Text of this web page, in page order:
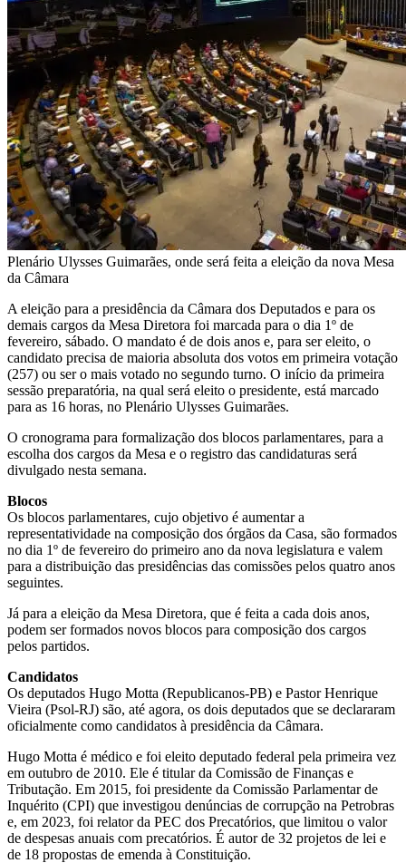
Plenário Ulysses Guimarães, onde será feita a eleição da nova Mesa
da Câmara
A eleição para a presidência da Câmara dos Deputados e para os
demais cargos da Mesa Diretora foi marcada para o dia 1º de
fevereiro, sábado. O mandato é de dois anos e, para ser eleito, o
candidato precisa de maioria absoluta dos votos em primeira votação
(257) ou ser o mais votado no segundo turno. O início da primeira
sessão preparatória, na qual será eleito o presidente, está marcado
para as 16 horas, no Plenário Ulysses Guimarães.
O cronograma para formalização dos blocos parlamentares, para a
escolha dos cargos da Mesa e o registro das candidaturas será
divulgado nesta semana.
Blocos
Os blocos parlamentares, cujo objetivo é aumentar a
representatividade na composição dos órgãos da Casa, são formados
no dia 1º de fevereiro do primeiro ano da nova legislatura e valem
para a distribuição das presidências das comissões pelos quatro anos
seguintes.
Já para a eleição da Mesa Diretora, que é feita a cada dois anos,
podem ser formados novos blocos para composição dos cargos
pelos partidos.
Candidatos
Os deputados Hugo Motta (Republicanos-PB) e Pastor Henrique
Vieira (Psol-RJ) são, até agora, os dois deputados que se declararam
oficialmente como candidatos à presidência da Câmara.
Hugo Motta é médico e foi eleito deputado federal pela primeira vez
em outubro de 2010. Ele é titular da Comissão de Finanças e
Tributação. Em 2015, foi presidente da Comissão Parlamentar de
Inquérito (CPI) que investigou denúncias de corrupção na Petrobras
e, em 2023, foi relator da PEC dos Precatórios, que limitou o valor
de despesas anuais com precatórios. É autor de 32 projetos de lei e
de 18 propostas de emenda à Constituição.